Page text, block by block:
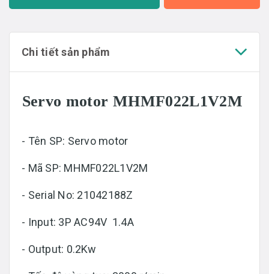
Chi tiết sản phẩm
Servo motor MHMF022L1V2M
- Tên SP: Servo motor
- Mã SP: MHMF022L1V2M
- Serial No: 21042188Z
- Input: 3P AC94V 1.4A
- Output: 0.2Kw